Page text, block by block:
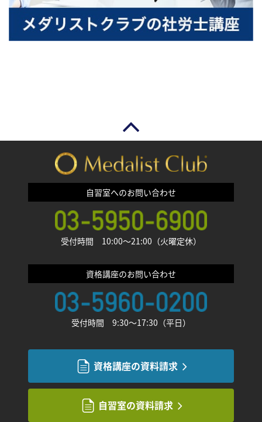
自習室へのお問い合わせ
受付時間 10:00〜21:00（火曜定休）
資格講座のお問い合わせ
受付時間 9:30〜17:30（平日）
資格講座の資料請求
自習室の資料請求